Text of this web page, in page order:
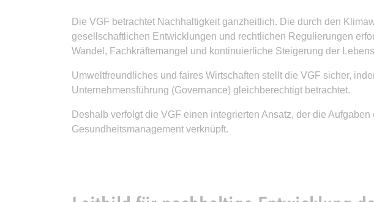
Die VGF betrachtet Nachhaltigkeit ganzheitlich. Die durch den
gesellschaftlichen Entwicklungen und rechtlichen Regulierungen
Wandel, Fachkräftemangel und kontinuierliche Steigerung der
Umweltfreundliches und faires Wirtschaften stellt die VGF sicher,
Unternehmensführung (Governance) gleichberechtigt betrachtet.
Deshalb verfolgt die VGF einen integrierten Ansatz, der die
Gesundheitsmanagement verknüpft.